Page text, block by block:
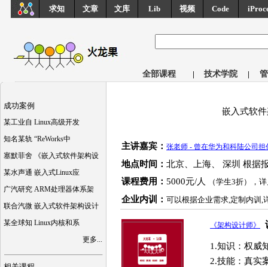
求知 文章 文库 Lib 视频 Code
全部课程 | 技术学院 |
成功案例
某工业自 Linux高级开发
知名某轨 “ReWorks中
塞默菲舍 《嵌入式软件架构设
某水声通 嵌入式Linux应
广汽研究 ARM处理器体系架
联合汽微 嵌入式软件架构设计
某全球知 Linux内核和系
更多...
嵌入式软
主讲嘉宾： 张老师 - 曾在华为和科陆公司
地点时间： 北京、上海、 深圳 根据
课程费用： 5000元/人 （学生3折），
企业内训： 可以根据企业需求,定制内训,
《架构设计师》
1.知识：权威
2.技能：真实